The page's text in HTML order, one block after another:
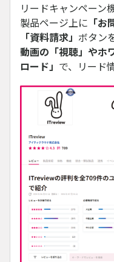
リードキャンペーン
製品ページ上に 「
「資料請求」 ボタン
動画の「視聴」やホ
ロード」 で、リード